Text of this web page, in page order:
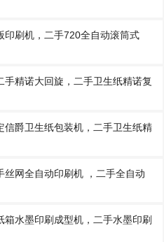
印刷机，二手720全自动滚筒式
精诺大回旋，二手卫生纸精诺复
爵卫生纸包装机，二手卫生纸精
网全自动印刷机 ，二手全自动
水墨印刷成型机，二手水墨印刷